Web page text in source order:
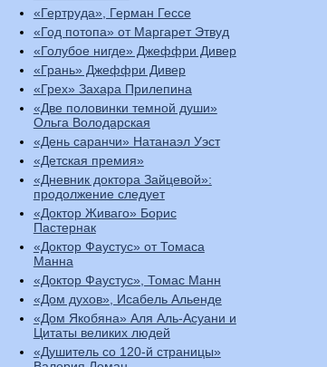
«Гертруда», Герман Гессе
«Год потопа» от Маргарет Этвуд
«Голубое нигде» Джеффри Дивер
«Грань» Джеффри Дивер
«Грех» Захара Прилепина
«Две половинки темной души»
Ольга Володарская
«День саранчи» Натанаэл Уэст
«Детская премия»
«Дневник доктора Зайцевой»:
продолжение следует
«Доктор Живаго» Борис
Пастернак
«Доктор Фаустус» от Томаса
Манна
«Доктор Фаустус», Томас Манн
«Дом духов», Исабель Альенде
«Дом Якобяна» Аля Аль-Асуани и
Цитаты великих людей
«Душитель со 120-й страницы»